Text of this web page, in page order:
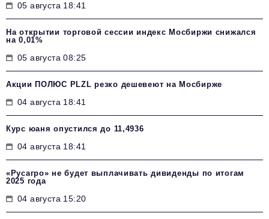
05 августа 18:41
На открытии торговой сессии индекс Мосбиржи снижался
на 0,01%
05 августа 08:25
Акции ПОЛЮС PLZL резко дешевеют на Мосбирже
04 августа 18:41
Курс юаня опустился до 11,4936
04 августа 18:41
«Русагро» не будет выплачивать дивиденды по итогам
2025 года
04 августа 15:20